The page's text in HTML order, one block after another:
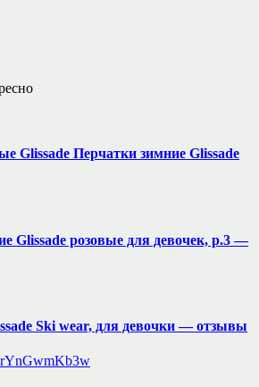
Glissade Перчатки зимние Glissade
Glissade розовые для девочек, р.3 —
Ski wear, для девочки — отзывы